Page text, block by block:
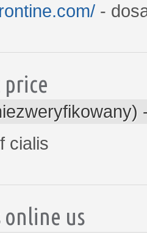
-
cialis
online us